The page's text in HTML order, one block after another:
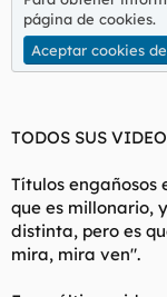
página de cookies.
Aceptar cookies
TODOS SUS
Títulos engañosos
que es millonario,
distinta, pero es
mira, mira ven".